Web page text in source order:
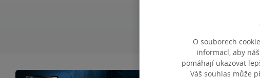
O souborech
informací, aby
pomáhají ukazovat
Váš souhlas může